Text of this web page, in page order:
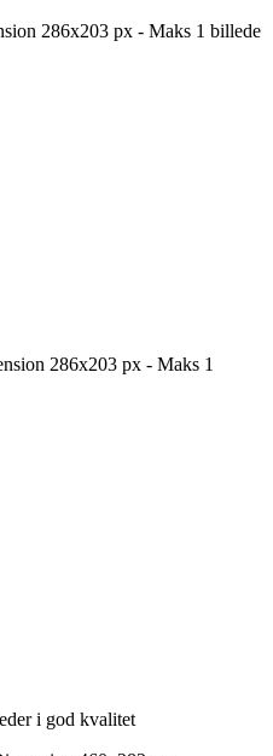
286x203 px - Maks 1 billede
286x203 px - Maks 1
i god kvalitet